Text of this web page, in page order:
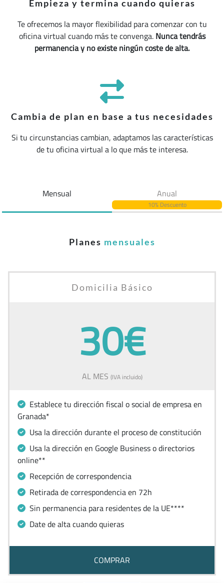
Empieza y termina cuando quieras
Te ofrecemos la mayor flexibilidad para comenzar con tu
oficina virtual cuando más te convenga.Nunca tendrás
permanencia y no existe ningún coste de alta.
Cambia de plan en base a tus necesidades
Si tu circunstancias cambian, adaptamos las características
de tu oficina virtual a lo que más te interesa.
Mensual Anual
10% Descuento
Planes mensuales
Domicilia Básico
30€
AL MES (IVA incluido)
Establece tu dirección fiscal o social de empresa en
Granada*
Usa la dirección durante el proceso de constitución
Usa la dirección en Google Business o directorios
online**
Recepción de correspondencia
Retirada de correspondencia en 72h
Sin permanencia para residentes de la UE****
Date de alta cuando quieras
COMPRAR